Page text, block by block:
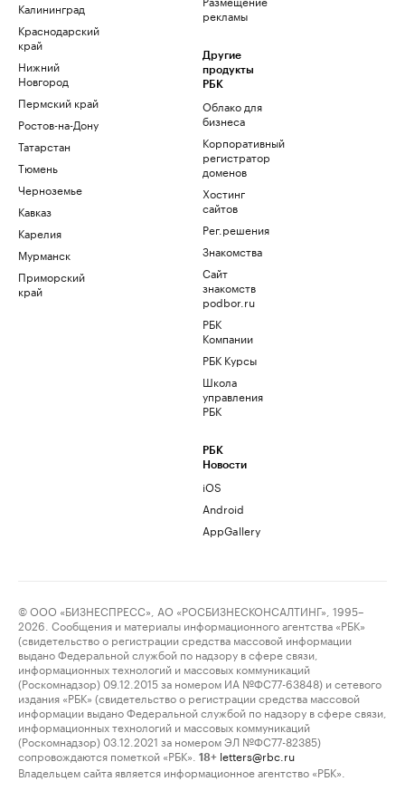
Калининград
Краснодарский
край
Нижний
Новгород
Пермский край
Ростов-на-Дону
Татарстан
Тюмень
Черноземье
Кавказ
Карелия
Мурманск
Приморский
край
рекламы
Другие
продукты
РБК
Облако для
бизнеса
Корпоративный
регистратор
доменов
Хостинг
сайтов
Рег.решения
Знакомства
Сайт
знакомств
podbor.ru
РБК
Компании
РБК Курсы
Школа
управления
РБК
РБК
Новости
iOS
Android
AppGallery
© ООО «БИЗНЕСПРЕСС», АО «РОСБИЗНЕСКОНСАЛТИНГ», 1995–
2026. Сообщения и материалы информационного агентства «РБК»
(свидетельство о регистрации средства массовой информации
выдано Федеральной службой по надзору в сфере связи,
информационных технологий и массовых коммуникаций
(Роскомнадзор) 09.12.2015 за номером ИА №ФС77-63848) и сетевого
издания «РБК» (свидетельство о регистрации средства массовой
информации выдано Федеральной службой по надзору в сфере связи,
информационных технологий и массовых коммуникаций
(Роскомнадзор) 03.12.2021 за номером ЭЛ №ФС77-82385)
сопровождаются пометкой «РБК».
18+ letters@rbc.ru
Владельцем сайта является информационное агентство «РБК».